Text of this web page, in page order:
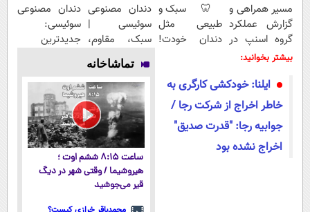
مسیر همراهی و
گزارش عملکرد
گروه اسنپ در
۱۴۰۴
🦷 سبک و
طبیعی مثل
دندان خودت!
اقساطی 💳 📍
تهران
دندان مصنوعی
سوئیسی |
سبک، مقاوم،
طبیعی! ویزیت
رایگان+پرداخت
اقساطی😍
دندان مصنوعی
سوئیسی:
جدیدترین
پرداخت قسطی
بیشتر بخوانید:
ایلنا: خودکشی کارگری به
خاطر اخراج از شرکت رجا /
جوابیه رجا: "قدرت صدیق"
اخراج نشده بود
تماشاخانه
ساعت ۸:۱۵ ششم اوت ؛
هیروشیما / وقتی شهر در دیگ
قیر می‌جوشید